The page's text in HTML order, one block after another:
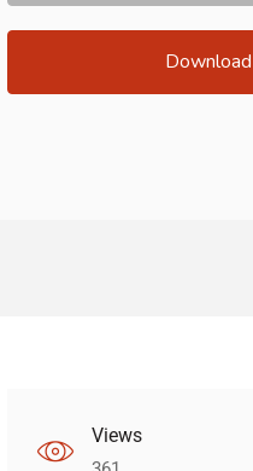
Views